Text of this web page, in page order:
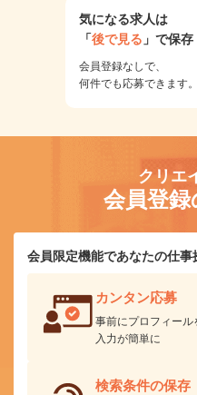
気になる求人は
「後で見る 」で保存
会員登録なしで、
何件でも応募できます。
クリエ
会員登録
会員限定機能であなたの仕事
カンタン応募
事前にプロフィー
入力が簡単に
検索条件の保存